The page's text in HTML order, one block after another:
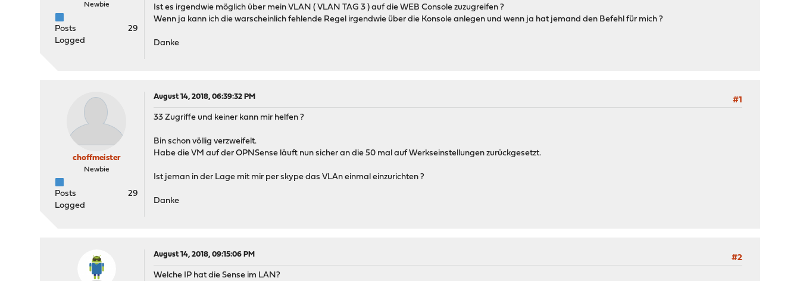
Newbie
Posts
29
Logged
Ist es irgendwie möglich über mein VLAN ( VLAN TAG 3 ) auf die WEB Console zuzugreifen ?
Wenn ja kann ich die warscheinlich fehlende Regel irgendwie über die Konsole anlegen und wenn ja hat jemand den Befehl für mich ?
Danke
choffmeister
Newbie
Posts
29
Logged
August 14, 2018, 06:39:32 PM
#1
33 Zugriffe und keiner kann mir helfen ?
Bin schon völlig verzweifelt.
Habe die VM auf der OPNSense läuft nun sicher an die 50 mal auf Werkseinstellungen zurückgesetzt.
Ist jeman in der Lage mit mir per skype das VLAn einmal einzurichten ?
Danke
August 14, 2018, 09:15:06 PM
#2
Welche IP hat die Sense im LAN?